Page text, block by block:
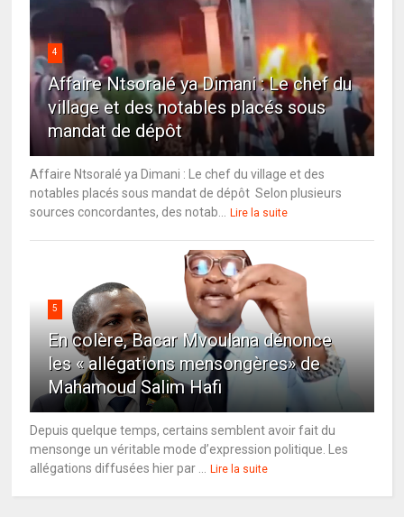
4
Affaire Ntsoralé ya Dimani : Le chef du
village et des notables placés sous
mandat de dépôt
Affaire Ntsoralé ya Dimani : Le chef du village et des
notables placés sous mandat de dépôt Selon plusieurs
sources concordantes, des notab... Lire la suite
5
En colère, Bacar Mvoulana dénonce
les « allégations mensongères» de
Mahamoud Salim Hafi
Depuis quelque temps, certains semblent avoir fait du
mensonge un véritable mode d’expression politique. Les
allégations diffusées hier par ... Lire la suite